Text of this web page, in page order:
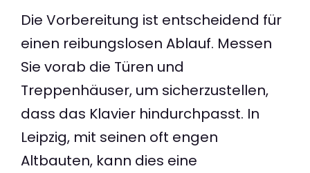
Die Vorbereitung ist entscheidend für
einen reibungslosen Ablauf. Messen
Sie vorab die Türen und
Treppenhäuser, um sicherzustellen,
dass das Klavier hindurchpasst. In
Leipzig, mit seinen oft engen
Altbauten, kann dies eine